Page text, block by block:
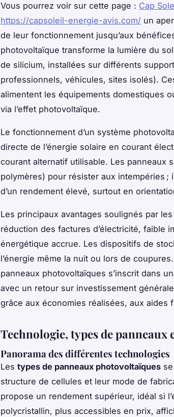
Vous pourrez voir sur cette page : Cap
https://capsoleil-energie-avis.com/ un
de leur fonctionnement jusqu’aux
photovoltaïque transforme la lumière du
de silicium, installées sur différents
professionnels, véhicules, sites isolés).
alimentent les équipements domestiques
via l’effet photovoltaïque.
Le fonctionnement d’un système
directe de l’énergie solaire en courant
courant alternatif utilisable. Les panneaux
polymères) pour résister aux intempéries
d’un rendement élevé, surtout en
Les principaux avantages soulignés par
réduction des factures d’électricité, faible
énergétique accrue. Les dispositifs de
l’énergie même la nuit ou lors de
panneaux photovoltaïques s’inscrit dans
avec un retour sur investissement
grâce aux économies réalisées, aux aides
Technologie, types de panneaux
Panorama des différentes technologies
Les types de panneaux photovoltaïques
structure de cellules et leur mode de
propose un rendement supérieur, idéal si
polycristallin, plus accessibles en prix,